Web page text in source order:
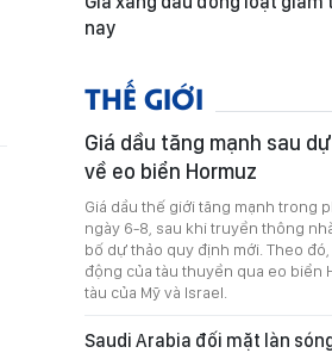
nay
THẾ GIỚI
Giá dầu tăng mạnh sau
về eo biển Hormuz
Giá dầu thế giới tăng mạnh trong
ngày 6-8, sau khi truyền thông
bố dự thảo quy định mới. Theo
động của tàu thuyền qua eo biển
tàu của Mỹ và Israel.
Saudi Arabia đối mặt làn